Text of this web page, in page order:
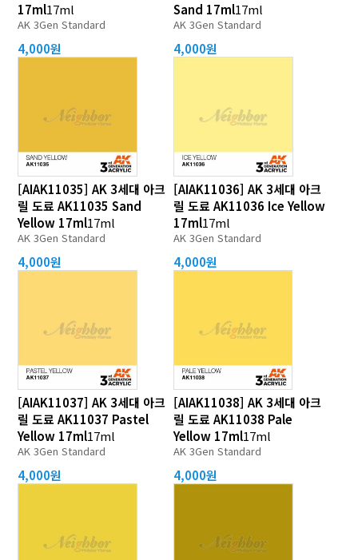
17ml17ml
AK 3Gen Standard
4,000원
Sand 17ml17ml
AK 3Gen Standard
4,000원
[AIAK11035] AK 3세대 아크
릴 도료 AK11035 Sand
Yellow 17ml17ml
AK 3Gen Standard
4,000원
[AIAK11036] AK 3세대 아크
릴 도료 AK11036 Ice Yellow
17ml17ml
AK 3Gen Standard
4,000원
[AIAK11037] AK 3세대 아크
릴 도료 AK11037 Pastel
Yellow 17ml17ml
AK 3Gen Standard
4,000원
[AIAK11038] AK 3세대 아크
릴 도료 AK11038 Pale
Yellow 17ml17ml
AK 3Gen Standard
4,000원